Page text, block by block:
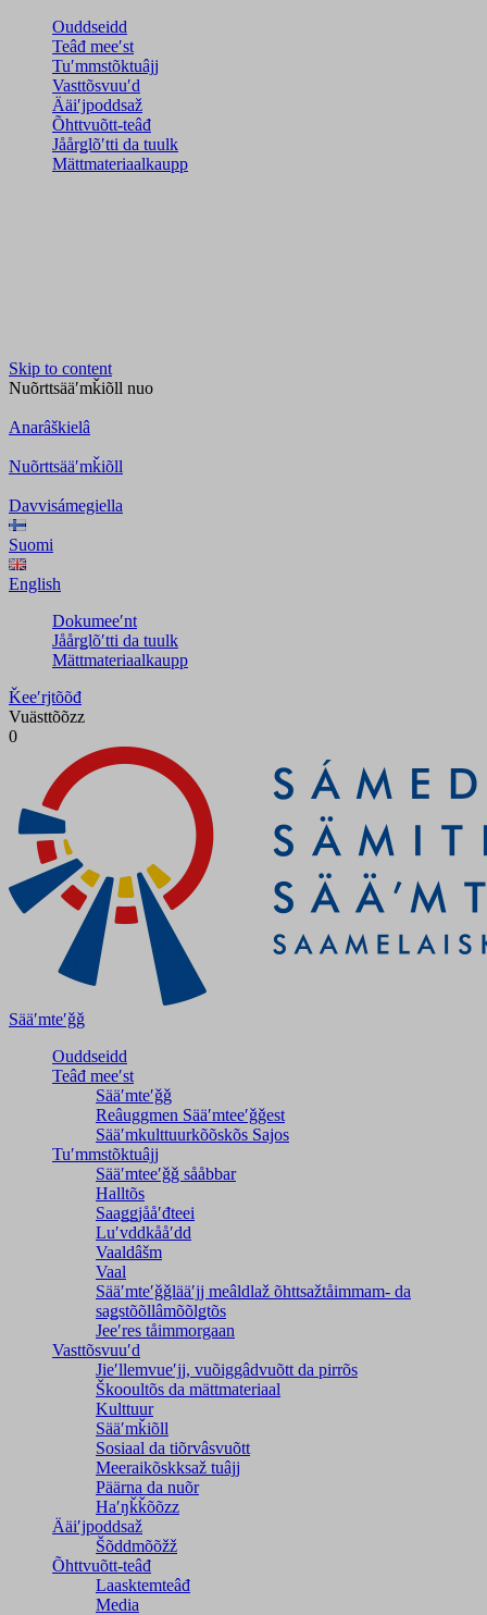
Ouddseidd
Teâđ meeʹst
Tuʹmmstõktuâjj
Vasttõsvuuʹd
Ääiʹjpoddsaž
Õhttvuõtt-teâđ
Jåårǥlõʹtti da tuulk
Mättmateriaalkaupp
Skip to content
Nuõrttsääʹmǩiõll nuo
Anarâškielâ
Nuõrttsääʹmǩiõll
Davvisámegiella
Suomi
English
Dokumeeʹnt
Jåårǥlõʹtti da tuulk
Mättmateriaalkaupp
Ǩeeʹrjtõõđ
Vuästtõõzz
0
Sääʹmteʹǧǧ
Ouddseidd
Teâđ meeʹst
Sääʹmteʹǧǧ
Reâuggmen Sääʹmteeʹǧǧest
Sääʹmkulttuurkõõskõs Sajos
Tuʹmmstõktuâjj
Sääʹmteeʹǧǧ sååbbar
Halltõs
Saaǥǥjååʹđteei
Luʹvddkååʹdd
Vaaldâšm
Vaal
Sääʹmteʹǧǧlääʹjj meâldlaž õhttsažtåimmam- da
saǥstõõllâmõõlǥtõs
Jeeʹres tåimmorgaan
Vasttõsvuuʹd
Jieʹllemvueʹjj, vuõiggâdvuõtt da pirrõs
Škooultõs da mättmateriaal
Kulttuur
Sääʹmǩiõll
Sosiaal da tiõrvâsvuõtt
Meeraikõskksaž tuâjj
Päärna da nuõr
Haʹŋǩǩõõzz
Ääiʹjpoddsaž
Šõddmõõžž
Õhttvuõtt-teâđ
Laasktemteâđ
Media